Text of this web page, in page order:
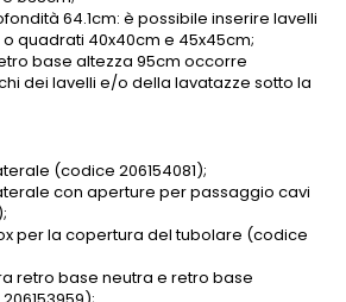
64.1cm: è possibile inserire lavelli
quadrati 40x40cm e 45x45cm;
base altezza 95cm occorre
dei lavelli e/o della lavatazze sotto la
(codice 206154081);
con aperture per passaggio cavi
per la copertura del tubolare (codice
retro base neutra e retro base